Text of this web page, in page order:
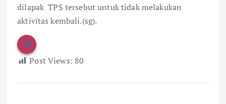
dilapak TPS tersebut untuk tidak melakukan
aktivitas kembali.(sg).
Post Views: 80